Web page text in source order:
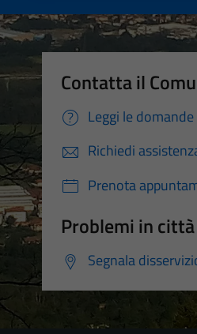
Contatta il
Leggi le
Richiedi
Prenota
Problemi in città
Segnala